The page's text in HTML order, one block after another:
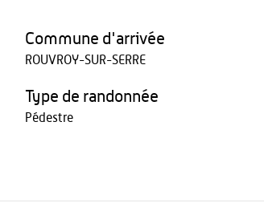
Commune d'arrivée
ROUVROY-SUR-SERRE
Type de randonnée
Pédestre